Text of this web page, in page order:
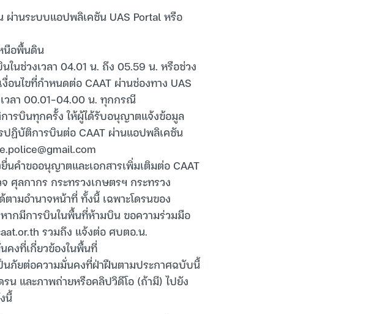
านระบบแอปพลิเคชัน UAS Portal หรือ
นือพื้นดิน
นช่วงเวลา 04.01 น. ถึง 05.59 น. หรือช่วง
อนไขที่กำหนดต่อ CAAT ผ่านช่องทาง UAS
วลา 00.01–04.00 น. ทุกกรณี
รบินทุกครั้ง ให้ผู้ได้รับอนุญาตแจ้งข้อมูล
ฏิบัติการบินต่อ CAAT ผ่านแอปพลิเคชัน
คำขออนุญาตและเอกสารเพิ่มเติมต่อ CAAT
ศุลกากร กระทรวงเกษตรฯ กระทรวง
ามอำนาจหน้าที่ ทั้งนี้ เฉพาะโดรนของ
ากมีการบินในพื้นที่ห้ามบิน ขอความร่วมมือ
รวมถึง แจ้งต่อ ศบตอ.น.
คงที่เกี่ยวข้องในพื้นที่
นภัยต่อความมั่นคงที่ฝ่าฝืนตามประกาศฉบับนี้
น และภาพถ่ายหรือคลิปวิดีโอ (ถ้ามี) ไปยัง
นี้